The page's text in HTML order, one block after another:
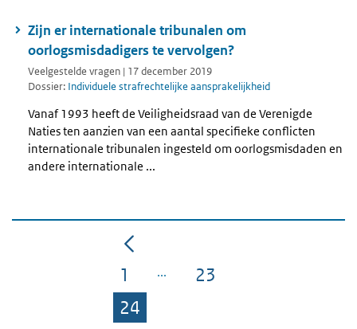
Zijn er internationale tribunalen om
oorlogsmisdadigers te vervolgen?
Veelgestelde vragen | 17 december 2019
Dossier: Individuele strafrechtelijke aansprakelijkheid
Vanaf 1993 heeft de Veiligheidsraad van de Verenigde
Naties ten aanzien van een aantal specifieke conflicten
internationale tribunalen ingesteld om oorlogsmisdaden en
andere internationale ...
Pagina
1 Pagina
23
Pagina
24